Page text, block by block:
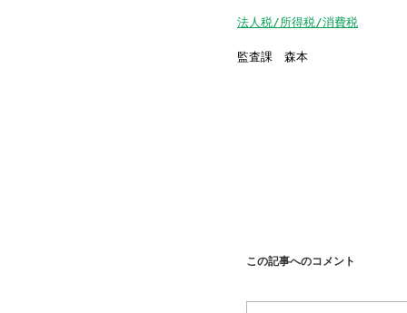
法人税/所得税/消費税
監査課 森本
この記事へのコメント